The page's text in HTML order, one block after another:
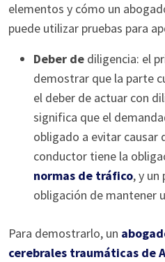
elementos y cómo un
puede utilizar pruebas para
Deber de diligencia: el
demostrar que la parte
el deber de actuar con
significa que el
obligado a evitar causar
conductor tiene la
normas de tráfico, y
obligación de mantener
Para demostrarlo, un
cerebrales traumáticas de